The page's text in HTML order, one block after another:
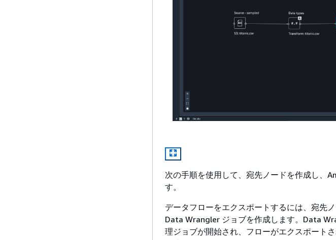
次の手順を使用して、宛先ノードを作成し、
す。
データフローをエクスポートするには、宛先
Data Wrangler ジョブを作成します。Data
理ジョブが開始され、フローがエクスポート